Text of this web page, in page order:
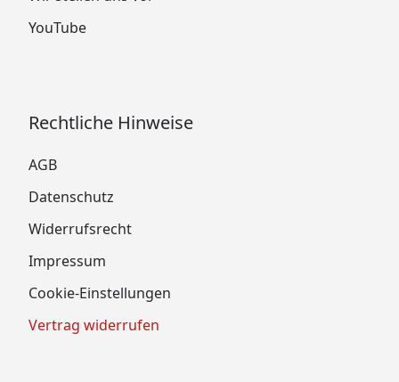
YouTube
Rechtliche Hinweise
AGB
Datenschutz
Widerrufsrecht
Impressum
Cookie-Einstellungen
Vertrag widerrufen